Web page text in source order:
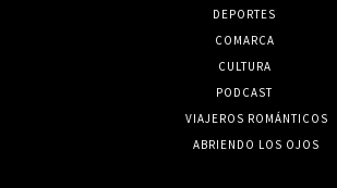
DEPORTES
COMARCA
CULTURA
PODCAST
VIAJEROS ROMÁNTICOS
ABRIENDO LOS OJOS